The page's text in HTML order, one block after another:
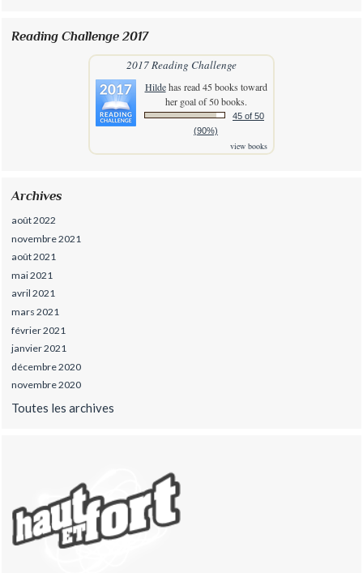
Reading Challenge 2017
2017 Reading Challenge
Hildehas read 45 books toward
her goal of 50 books.
45 of 50
(90%)
view books
Archives
août 2022
novembre 2021
août 2021
mai 2021
avril 2021
mars 2021
février 2021
janvier 2021
décembre 2020
novembre 2020
Toutes les archives